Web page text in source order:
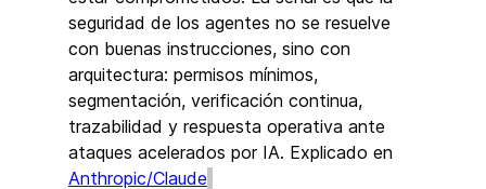
seguridad de los agentes no se resuelve
con buenas instrucciones, sino con
arquitectura: permisos mínimos,
segmentación, verificación continua,
trazabilidad y respuesta operativa ante
ataques acelerados por IA. Explicado en
Anthropic/Claude